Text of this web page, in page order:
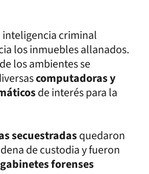
inteligencia criminal
los inmuebles allanados.
los ambientes se
computadoras y
de interés para la
secuestradasquedaron
de custodia y fueron
gabinetes forenses